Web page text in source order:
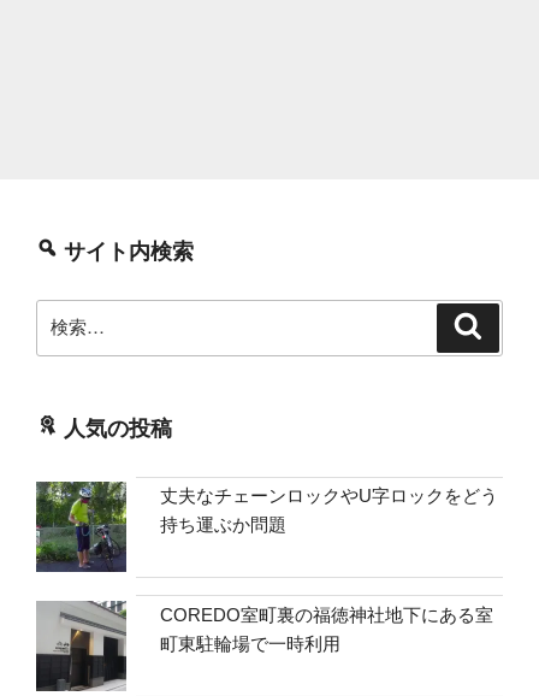
サイト内検索
索:
人気の投稿
丈夫なチェーンロックやU字ロックをどう
持ち運ぶか問題
COREDO室町裏の福徳神社地下にある室
町東駐輪場で一時利用